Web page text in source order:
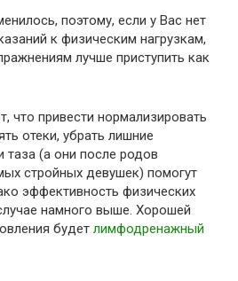
поэтому, если у Вас нет
к физическим нагрузкам,
лучше приступить как
что привести нормализировать
отеки, убрать лишние
(а они после родов
стройных девушек) помогут
эффективность физических
намного выше. Хорошей
будет лимфодренажный